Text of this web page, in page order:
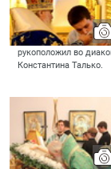
рукоположил во
Константина Талько.